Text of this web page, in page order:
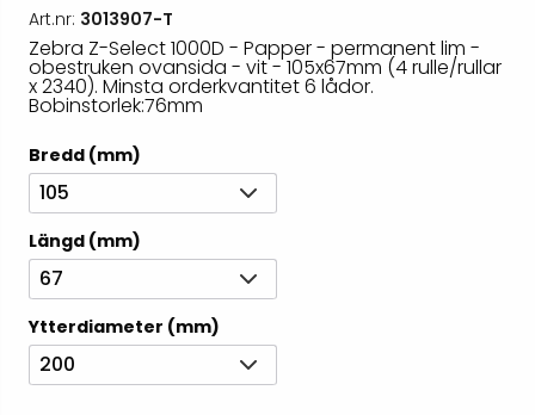
Art.nr: 3013907-T
Zebra Z-Select 1000D - Papper - permanent lim -
obestruken ovansida - vit - 105x67mm (4 rulle/rullar
x 2340). Minsta orderkvantitet 6 lådor.
Bobinstorlek:76mm
Bredd (mm)
105
Längd (mm)
67
Ytterdiameter (mm)
200